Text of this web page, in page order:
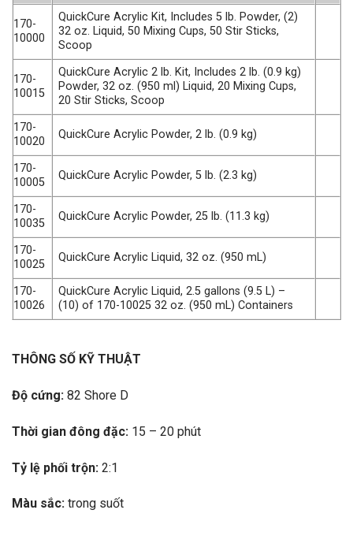
170-
10000
QuickCure Acrylic Kit, Includes 5 lb. Powder, (2)
32 oz. Liquid, 50 Mixing Cups, 50 Stir Sticks,
Scoop
170-
10015
QuickCure Acrylic 2 lb. Kit, Includes 2 lb. (0.9 kg)
Powder, 32 oz. (950 ml) Liquid, 20 Mixing Cups,
20 Stir Sticks, Scoop
170-
10020
QuickCure Acrylic Powder, 2 lb. (0.9 kg)
170-
10005
QuickCure Acrylic Powder, 5 lb. (2.3 kg)
170-
10035
QuickCure Acrylic Powder, 25 lb. (11.3 kg)
170-
10025
QuickCure Acrylic Liquid, 32 oz. (950 mL)
170-
10026
QuickCure Acrylic Liquid, 2.5 gallons (9.5 L) –
(10) of 170-10025 32 oz. (950 mL) Containers
THÔNG SỐ KỸ THUẬT
Độ cứng: 82 Shore D
Thời gian đông đặc: 15 – 20 phút
Tỷ lệ phối trộn: 2:1
Màu sắc: trong suốt